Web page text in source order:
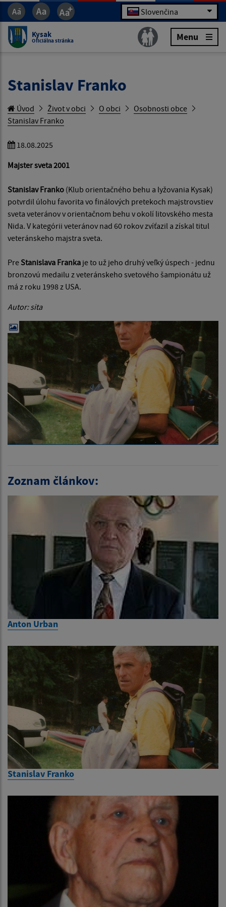
Slovenčina
Kysak
Oficiálna stránka Menu
Stanislav Franko
Úvod Život v obci O obci
Osobnosti obce
Stanislav Franko
18.08.2025
Majster sveta 2001
Stanislav Franko (Klub orientačného behu a lyžovania Kysak)
potvrdil úlohu favorita vo finálových pretekoch majstrovstiev
sveta veteránov v orientačnom behu v okolí litovského mesta
Nida. V kategórii veteránov nad 60 rokov zvíťazil a získal titul
veteránskeho majstra sveta.
Pre Stanislava Franka je to už jeho druhý veľký úspech - jednu
bronzovú medailu z veteránskeho svetového šampionátu už
má z roku 1998 z USA.
Autor: sita
Zoznam článkov:
Anton Urban
Stanislav Franko